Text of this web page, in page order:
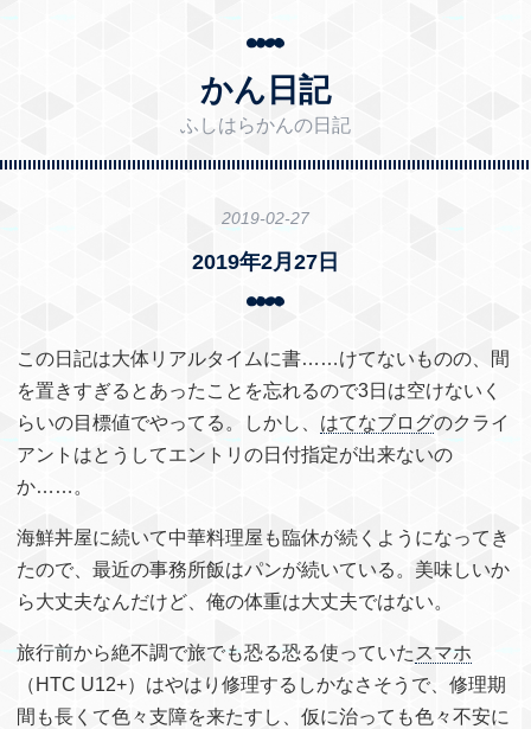
かん日記
ふしはらかんの日記
2019-02-27
2019年2月27日
この日記は大体リアルタイムに書……けてないものの、間
を置きすぎるとあったことを忘れるので3日は空けないく
らいの目標値でやってる。しかし、 はてなブログのクライ
アントはとうしてエントリの日付指定が出来ないの
か……。
海鮮丼屋に続いて中華料理屋も臨休が続くようになってき
たので、最近の事務所飯はパンが続いている。美味しいか
ら大丈夫なんだけど、俺の体重は大丈夫ではない。
旅行前から絶不調で旅でも恐る恐る使っていた スマホ
（HTC U12+）はやはり修理するしかなさそうで、修理期
間も長くて色々支障を来たすし、仮に治っても色々不安に